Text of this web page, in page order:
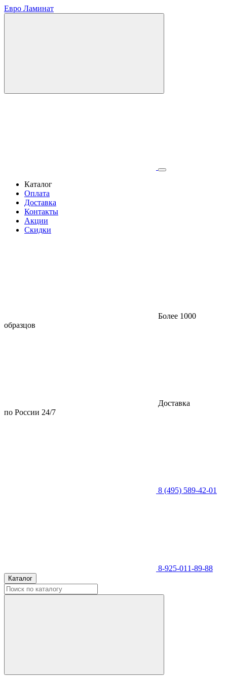
Евро Ламинат
Каталог
Оплата
Доставка
Контакты
Акции
Скидки
Более 1000
образцов
Доставка
по России 24/7
8 (495) 589-42-01
8-925-011-89-88
Каталог